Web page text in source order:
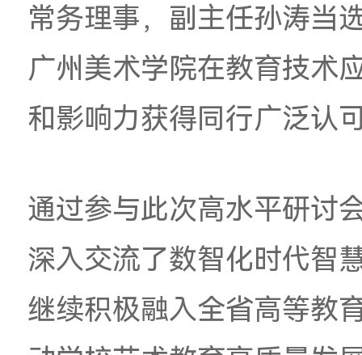
的创新实践与宝贵经
选举中，信息技术中
常务理事，副主任孙
广州美术学院在教育